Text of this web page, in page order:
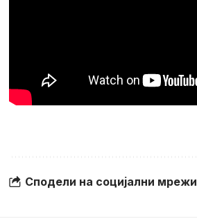
Сподели на социјални мрежи